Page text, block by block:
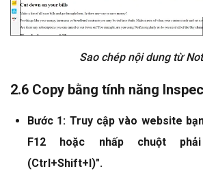
Sao chép nội dung từ
2.6 Copy bằng tính năng
Bước 1: Truy cập vào website
F12 hoặc nhấp chuột
(Ctrl+Shift+I)".